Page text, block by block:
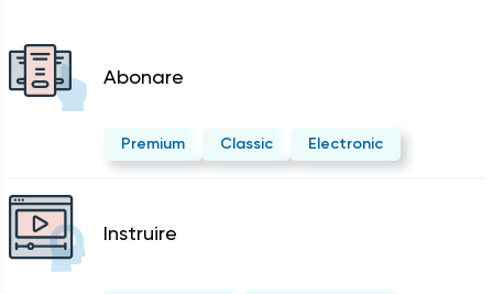
Abonare
Premium Classic Electronic
Instruire